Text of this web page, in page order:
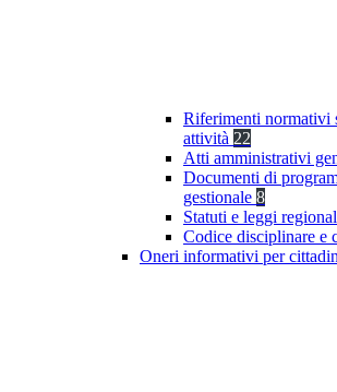
Riferimenti normativi
attività 22
Atti amministrativi
Documenti di
gestionale 8
Statuti e leggi
Codice disciplinare e
Oneri informativi per